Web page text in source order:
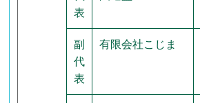
表
副
代
表
有限会社こじま